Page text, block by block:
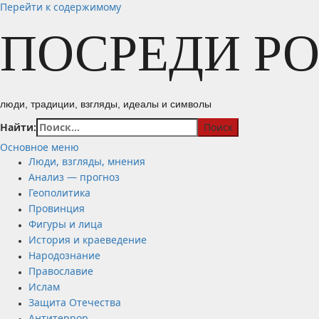
Перейти к содержимому
ПОСРЕДИ
люди, традиции, взгляды, идеалы и символы
Найти:
Основное меню
Люди, взгляды, мнения
Анализ — прогноз
Геополитика
Провинция
Фигуры и лица
История и краеведение
Народознание
Православие
Ислам
Защита Отечества